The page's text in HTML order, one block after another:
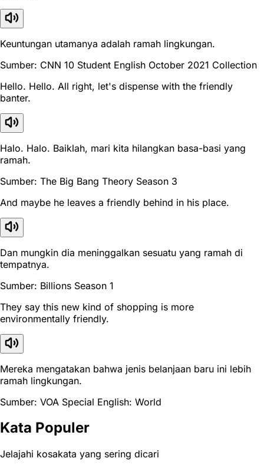
Keuntungan utamanya adalah ramah lingkungan.
Sumber: CNN 10 Student English October 2021 Collection
Hello. Hello. All right, let's dispense with the friendly
banter.
Halo. Halo. Baiklah, mari kita hilangkan basa-basi yang
ramah.
Sumber: The Big Bang Theory Season 3
And maybe he leaves a friendly behind in his place.
Dan mungkin dia meninggalkan sesuatu yang ramah di
tempatnya.
Sumber: Billions Season 1
They say this new kind of shopping is more
environmentally friendly.
Mereka mengatakan bahwa jenis belanjaan baru ini lebih
ramah lingkungan.
Sumber: VOA Special English: World
Kata Populer
Jelajahi kosakata yang sering dicari